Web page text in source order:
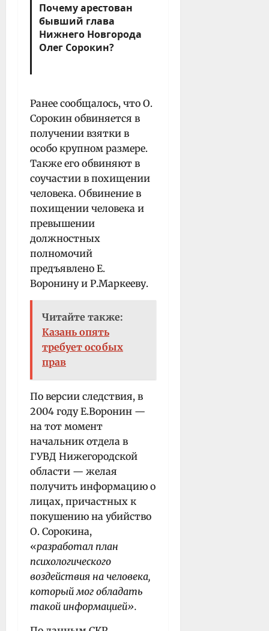
Почему арестован
бывший глава
Нижнего Новгорода
Олег Сорокин?
Ранее сообщалось, что О.
Сорокин обвиняется в
получении взятки в
особо крупном размере.
Также его обвиняют в
соучастии в похищении
человека. Обвинение в
похищении человека и
превышении
должностных
полномочий
предъявлено Е.
Воронину и Р.Маркееву.
Читайте также:
Казань опять
требует особых
прав
По версии следствия, в
2004 году Е.Воронин —
на тот момент
начальник отдела в
ГУВД Нижегородской
области — желая
получить информацию о
лицах, причастных к
покушению на убийство
О. Сорокина,
«разработал план
психологического
воздействия на человека,
который мог обладать
такой информацией».